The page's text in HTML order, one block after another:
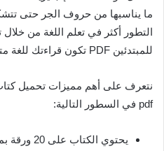
ما يناسبها من حروف الجر حتى
التطور أكثر في تعلم اللغة من خلال
للمبتدئين PDF تكون قراءتك للغة متقنة أكثر.
نتعرف على أهم مميزات تحميل
pdf في السطور التالية: